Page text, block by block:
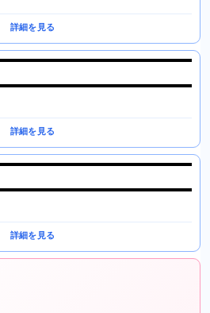
詳細を見る
詳細を見る
詳細を見る